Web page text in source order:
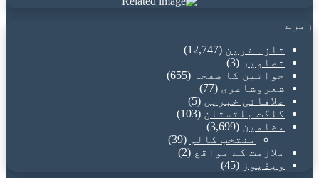
زمرے
تازہ ترین (12,747)
تصاویر (3)
خواتین کا صفحہ
(655)
شعروشاعری (77)
علاقائی خبریں (5)
گلگت بلتستان (103)
مضامین (3,699)
منتخب کالم (39)
ملازمت کے مواقع (2)
ویڈیوز (45)